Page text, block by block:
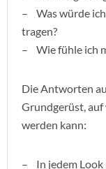
– Was würde
tragen?
– Wie fühle ich
Die Antworten
Grundgerüst,
werden kann:
– In jedem Look